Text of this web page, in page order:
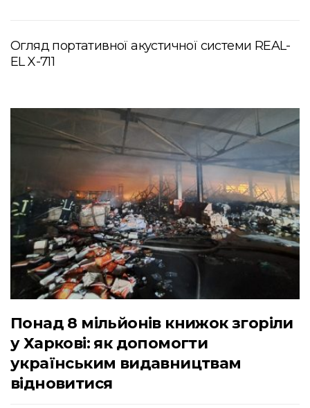
Огляд портативної акустичної системи REAL-
EL X-711
Понад 8 мільйонів книжок згоріли
у Харкові: як допомогти
українським видавництвам
відновитися